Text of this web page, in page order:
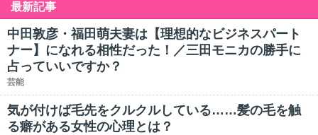
最新記事
中田敦彦・福田萌夫妻は【理想的なビジネスパート
ナー】になれる相性だった！／三田モニカの勝手に
占っていいですか？
芸能
気が付けば毛先をクルクルしている……髪の毛を触
る癖がある女性の心理とは？